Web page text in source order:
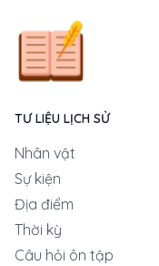
TƯ LIỆU LỊCH SỬ
Nhân vật
Sự kiện
Địa điểm
Thời kỳ
Câu hỏi ôn tập